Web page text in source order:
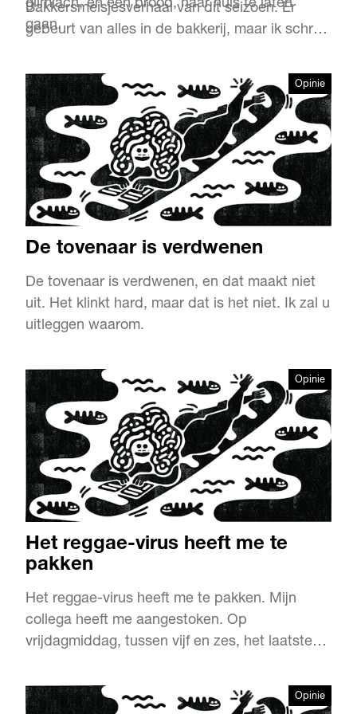
glimlach, en een brood, naar huis te laten
gaan.
Bakkersmeisjesverhaal van dit seizoen. Er
gebeurt van alles in de bakkerij, maar ik schrijf
serveer lunch, maak praatjes, spreek lieve
mensen. Toch er is nu niets waarvan ik denk:
dát moet u weten.
Opinie
De tovenaar is verdwenen
De tovenaar is verdwenen, en dat maakt niet
uit. Het klinkt hard, maar dat is het niet. Ik zal u
uitleggen waarom.
Opinie
Het reggae-virus heeft me te
pakken
Het reggae-virus heeft me te pakken. Mijn
collega heeft me aangestoken. Op
vrijdagmiddag, tussen vijf en zes, het laatste
op. De winkel krijgt een extra warme gloed.
Opinie